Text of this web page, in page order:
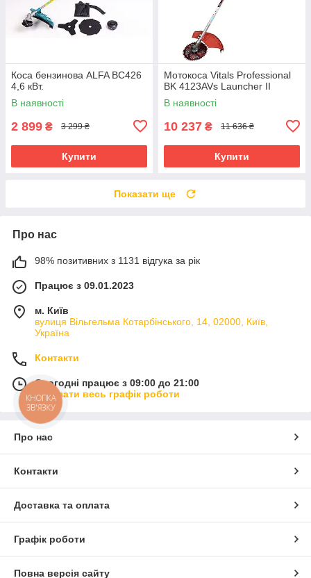
Коса бензинова ALFA BC426
4,6 кВт.
В наявності
2 899 ₴ 3 299 ₴
Купити
Мотокоса Vitals Professional
BK 4123AVs Launcher II
В наявності
10 237 ₴ 11 636 ₴
Купити
Показати ще
Про нас
98% позитивних з 1131 відгука за рік
Працює з 09.01.2023
м. Київ
вулиця Вільгельма Котарбінського, 14, 02000, Київ,
Україна
Контакти
Сьогодні працює з 09:00 до 21:00
Показати весь графік роботи
Про нас
Контакти
Доставка та оплата
Графік роботи
Повна версія сайту
КНОПКА
ЗВ'ЯЗКУ